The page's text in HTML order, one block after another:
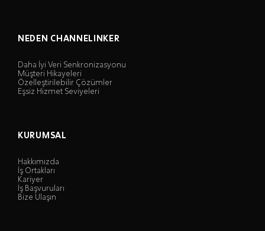
NEDEN CHANNELINKER
Daha İyi Veri Senkronizasyonu
Müşteri Hikayeleri
Özelleştirilebilir Çözümler
Eşsiz Hizmet Seviyeleri
KURUMSAL
Hakkımızda
İş Ortakları
Kariyer
İş Başvuruları
Bize Ulaşın